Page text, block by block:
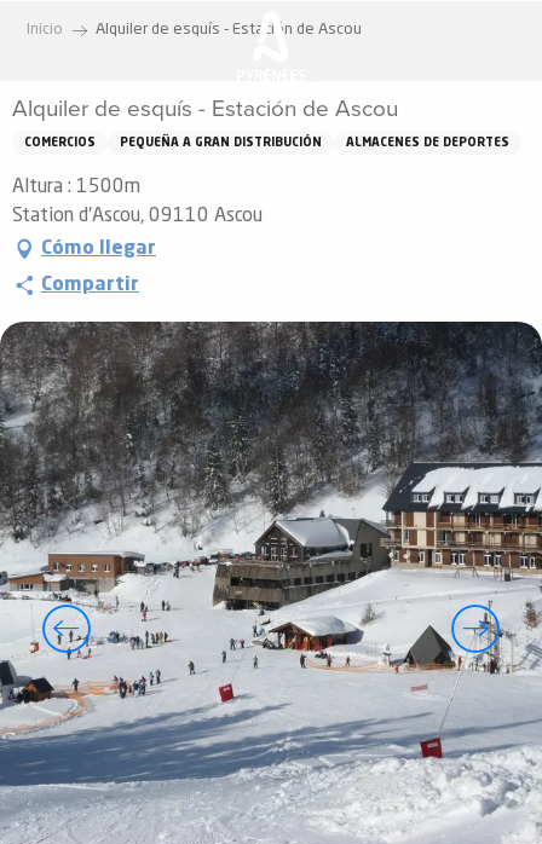
principal
Inicio Alquiler de esquís - Estación de Ascou
Alquiler de esquís - Estación de Ascou
COMERCIOS PEQUEÑA A GRAN DISTRIBUCIÓN ALMACENES DE DEPORTES
Altura : 1500m
Station d'Ascou, 09110 Ascou
Cómo llegar
Compartir